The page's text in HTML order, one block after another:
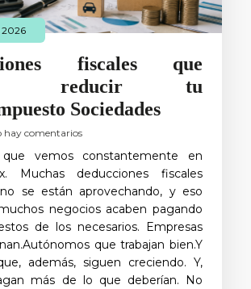
2026
fiscales que
reducir tu
Sociedades
hay comentarios
vemos constantemente en
Muchas deducciones fiscales
se están aprovechando, y eso
negocios acaben pagando
de los necesarios. Empresas
que trabajan bien.Y
además, siguen creciendo. Y,
más de lo que deberían. No